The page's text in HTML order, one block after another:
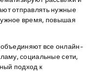
отправлять нужные
время, повышая
объединяют все онлайн-
социальные сети,
подход к